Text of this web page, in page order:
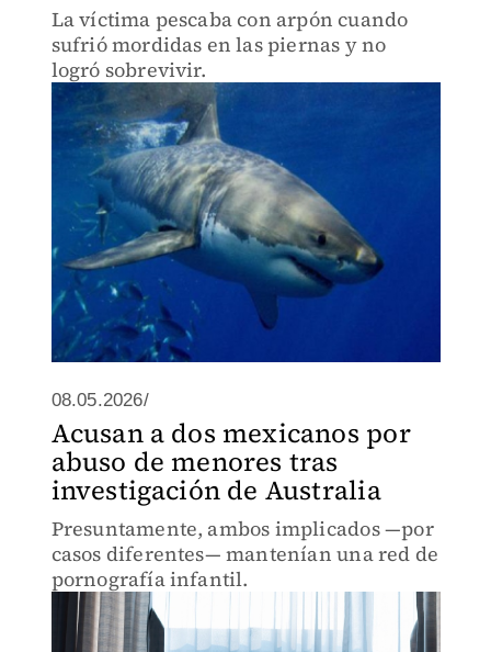
La víctima pescaba con arpón cuando
sufrió mordidas en las piernas y no
logró sobrevivir.
08.05.2026/
Acusan a dos mexicanos por
abuso de menores tras
investigación de Australia
Presuntamente, ambos implicados —por
casos diferentes— mantenían una red de
pornografía infantil.